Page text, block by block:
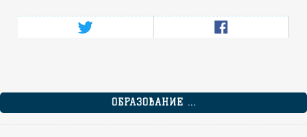
ОБРАЗОВАНИЕ ...